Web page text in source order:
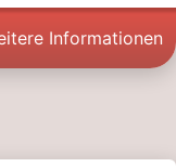
Informationen